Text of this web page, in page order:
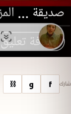
شارك f و ⛓